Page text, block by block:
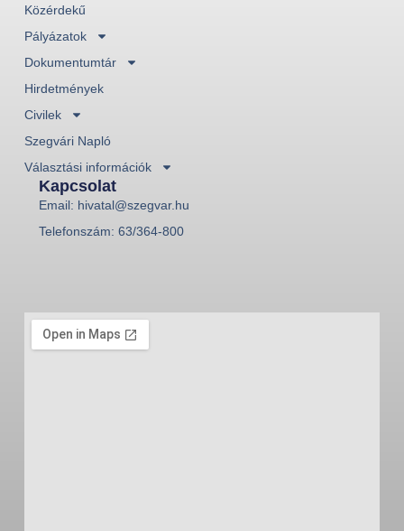
Közérdekű
Pályázatok
Dokumentumtár
Hirdetmények
Civilek
Szegvári Napló
Választási információk
Kapcsolat
Email: hivatal@szegvar.hu
Telefonszám: 63/364-800